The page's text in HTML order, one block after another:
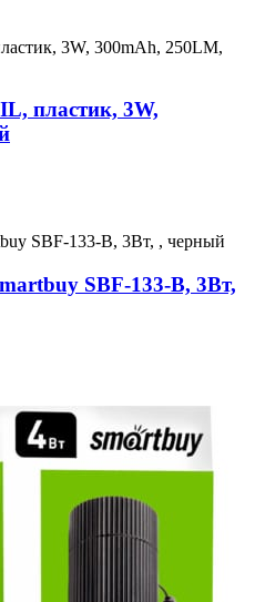
пластик, 3W,
SBF-133-В, 3Вт,